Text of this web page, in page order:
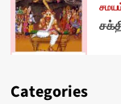
Categories